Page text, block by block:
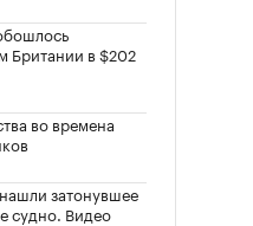
Британии в $202
во времена
затонувшее
судно. Видео